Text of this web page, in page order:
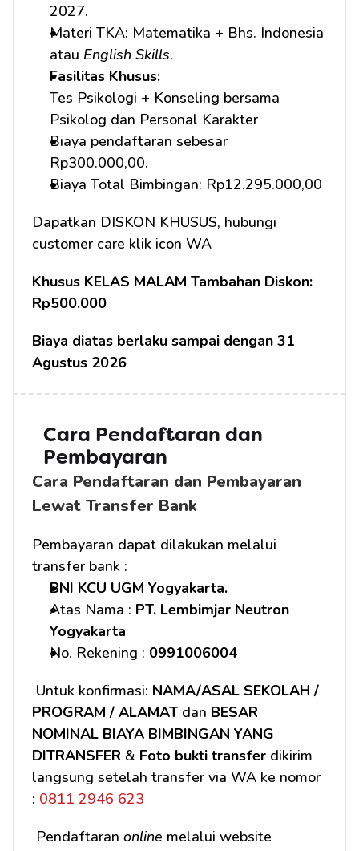
2027.
Materi TKA: Matematika + Bhs. Indonesia
atau English Skills.
Fasilitas Khusus:
Tes Psikologi + Konseling bersama
Psikolog dan Personal Karakter
Biaya pendaftaran sebesar
Rp300.000,00.
Biaya Total Bimbingan: Rp12.295.000,00
Dapatkan DISKON KHUSUS, hubungi
customer care klik icon WA
Khusus KELAS MALAM Tambahan Diskon:
Rp500.000
Biaya diatas berlaku sampai dengan 31
Agustus 2026
Cara Pendaftaran dan
Pembayaran
Cara Pendaftaran dan Pembayaran
Lewat Transfer Bank
Pembayaran dapat dilakukan melalui
transfer bank :
BNI KCU UGM Yogyakarta.
Atas Nama : PT. Lembimjar Neutron
Yogyakarta
No. Rekening : 0991006004
Untuk konfirmasi: NAMA/ASAL SEKOLAH /
PROGRAM / ALAMAT dan BESAR
NOMINAL BIAYA BIMBINGAN YANG
DITRANSFER & Foto bukti transfer dikirim
langsung setelah transfer via WA ke nomor
: 0811 2946 623
Pendaftaran online